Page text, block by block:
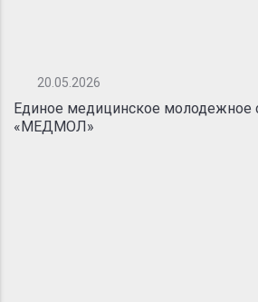
20.05.2026
Единое медицинское молодежное
«МЕДМОЛ»